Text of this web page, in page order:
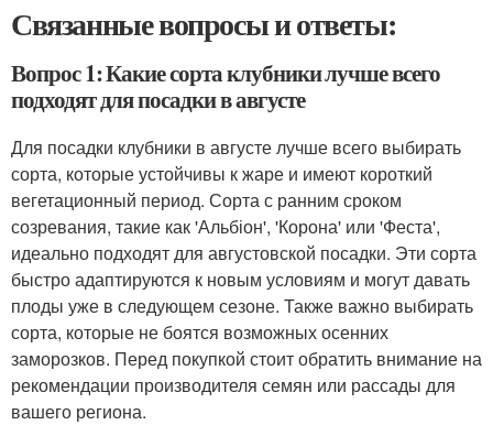
Связанные вопросы и ответы:
Вопрос 1: Какие сорта клубники лучше всего
подходят для посадки в августе
Для посадки клубники в августе лучше всего выбирать
сорта, которые устойчивы к жаре и имеют короткий
вегетационный период. Сорта с ранним сроком
созревания, такие как 'Альбіон', 'Корона' или 'Феста',
идеально подходят для августовской посадки. Эти сорта
быстро адаптируются к новым условиям и могут давать
плоды уже в следующем сезоне. Также важно выбирать
сорта, которые не боятся возможных осенних
заморозков. Перед покупкой стоит обратить внимание на
рекомендации производителя семян или рассады для
вашего региона.